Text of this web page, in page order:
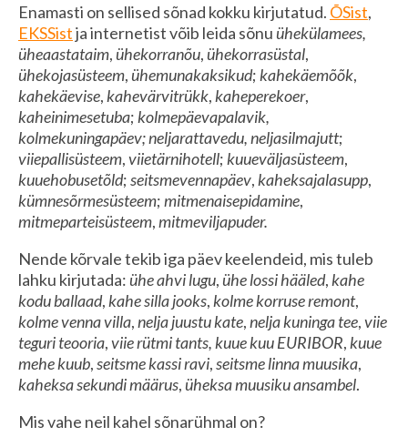
Enamasti on sellised sõnad kokku kirjutatud. ÕSist,
EKSSistja internetist võib leida sõnu ühekülamees,
üheaastataim, ühekorranõu, ühekorrasüstal,
ühekojasüsteem, ühemunakaksikud; kahekäemõõk,
kahekäevise, kahevärvitrükk, kaheperekoer,
kaheinimesetuba; kolmepäevapalavik,
kolmekuningapäev; neljarattavedu, neljasilmajutt;
viiepallisüsteem,viietärnihotell; kuueväljasüsteem,
kuuehobusetõld;seitsmevennapäev, kaheksajalasupp,
kümnesõrmesüsteem;mitmenaisepidamine,
mitmeparteisüsteem,mitmeviljapuder.
Nende kõrvale tekib iga päev keelendeid, mis tuleb
lahku kirjutada: ühe ahvi lugu, ühe lossi hääled, kahe
kodu ballaad, kahe silla jooks, kolme korruse remont,
kolme venna villa,nelja juustu kate,nelja kuninga tee,viie
teguri teooria,viie rütmi tants, kuue kuu EURIBOR, kuue
mehe kuub,seitsme kassi ravi,seitsme linna muusika,
kaheksa sekundi määrus, üheksa muusiku ansambel.
Mis vahe neil kahel sõnarühmal on?